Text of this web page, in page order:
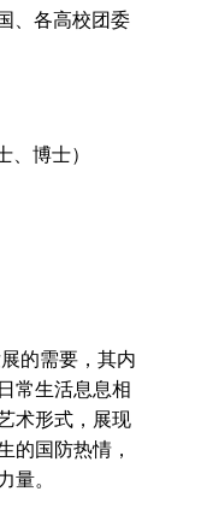
、各高校团委
博士）
的需要，其内
常生活息息相
术形式，展现
的国防热情，
。